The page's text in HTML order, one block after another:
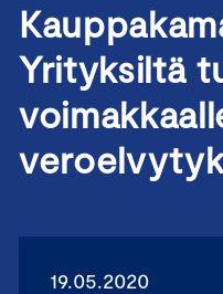
Yrityksiltä
19.05.2020